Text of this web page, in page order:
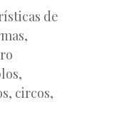
de
circos,